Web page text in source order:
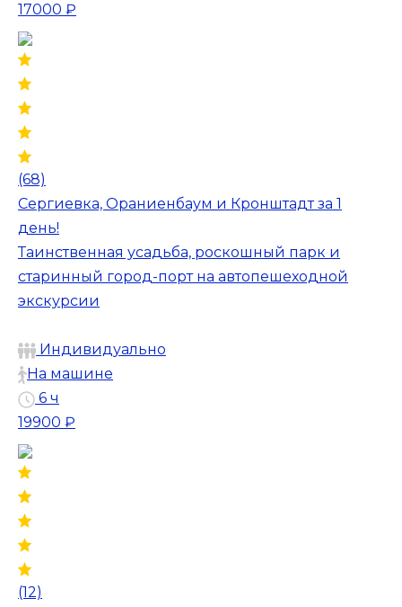
17000 ₽
(68)
Сергиевка, Ораниенбаум и Кронштадт за 1
день!
Таинственная усадьба, роскошный парк и
старинный город-порт на автопешеходной
экскурсии
Индивидуально
На машине
6 ч
19900 ₽
(12)